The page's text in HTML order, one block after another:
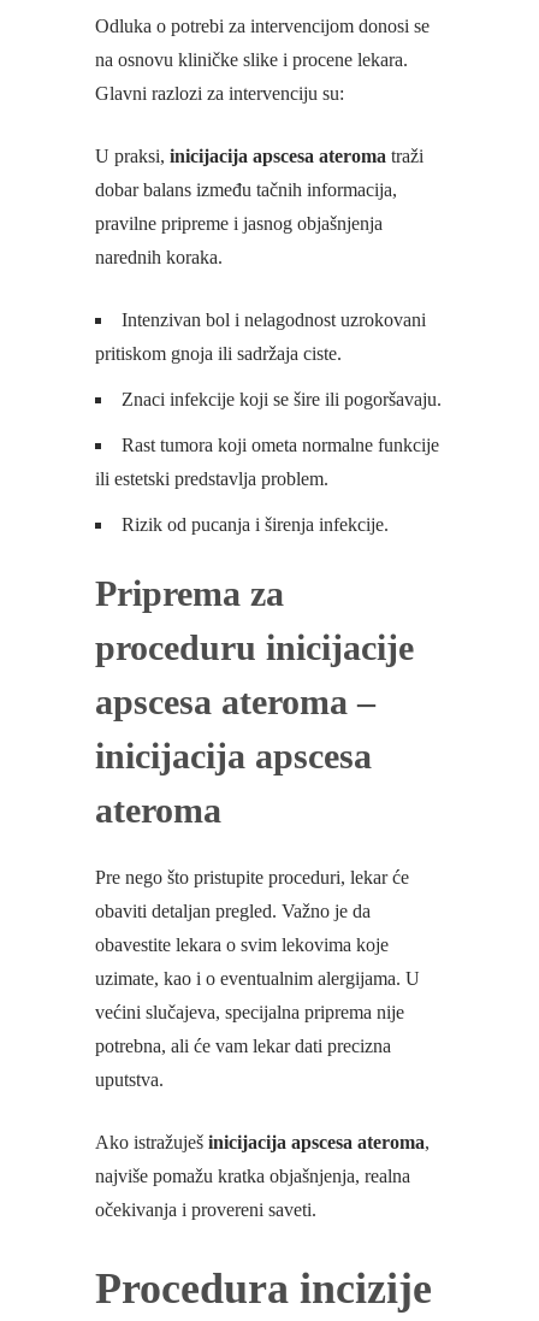
Odluka o potrebi za intervencijom donosi se
na osnovu kliničke slike i procene lekara.
Glavni razlozi za intervenciju su:
U praksi, inicijacija apscesa ateroma traži
dobar balans između tačnih informacija,
pravilne pripreme i jasnog objašnjenja
narednih koraka.
Intenzivan bol i nelagodnost uzrokovani
pritiskom gnoja ili sadržaja ciste.
Znaci infekcije koji se šire ili pogoršavaju.
Rast tumora koji ometa normalne funkcije
ili estetski predstavlja problem.
Rizik od pucanja i širenja infekcije.
Priprema za
proceduru inicijacije
apscesa ateroma –
inicijacija apscesa
ateroma
Pre nego što pristupite proceduri, lekar će
obaviti detaljan pregled. Važno je da
obavestite lekara o svim lekovima koje
uzimate, kao i o eventualnim alergijama. U
većini slučajeva, specijalna priprema nije
potrebna, ali će vam lekar dati precizna
uputstva.
Ako istražuješ inicijacija apscesa ateroma,
najviše pomažu kratka objašnjenja, realna
očekivanja i provereni saveti.
Procedura incizije